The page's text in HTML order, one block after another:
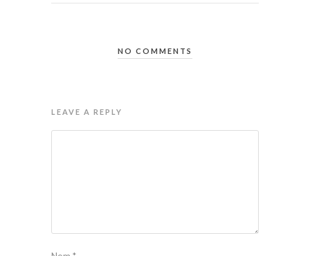
NO COMMENTS
LEAVE A REPLY